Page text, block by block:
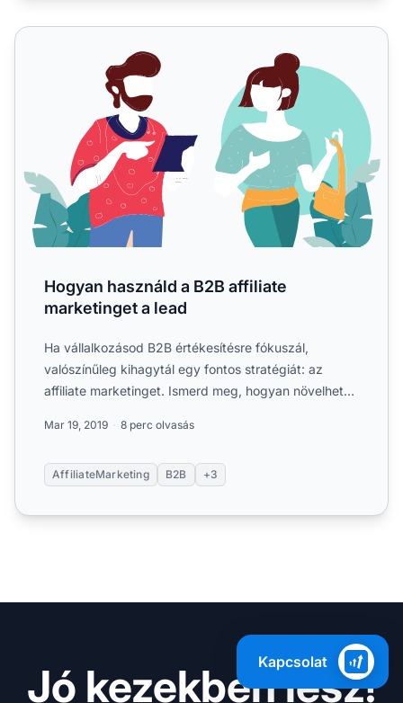
Hogyan használd a B2B affiliate marketinget a lead
Hogyan használd a B2B affiliate
marketinget a lead
Ha vállalkozásod B2B értékesítésre fókuszál,
valószínűleg kihagytál egy fontos stratégiát: az
affiliate marketinget. Ismerd meg, hogyan növelheted
Mar 19, 2019 8 perc olvasás
AffiliateMarketing B2B +3
Jó kezekben lesz!
Kapcsolat